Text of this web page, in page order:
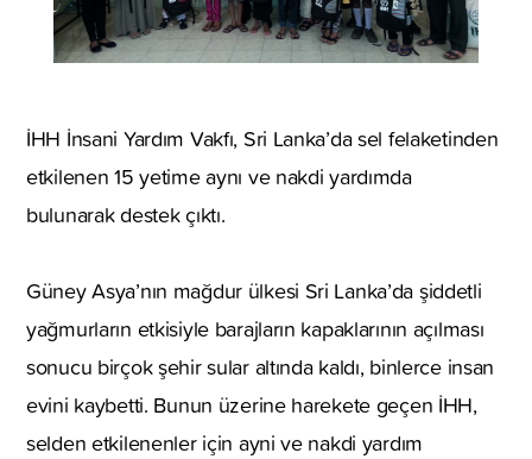
İHH İnsani Yardım Vakfı, Sri Lanka’da sel felaketinden
etkilenen 15 yetime aynı ve nakdi yardımda
bulunarak destek çıktı.
Güney Asya’nın mağdur ülkesi Sri Lanka’da şiddetli
yağmurların etkisiyle barajların kapaklarının açılması
sonucu birçok şehir sular altında kaldı, binlerce insan
evini kaybetti. Bunun üzerine harekete geçen İHH,
selden etkilenenler için ayni ve nakdi yardım